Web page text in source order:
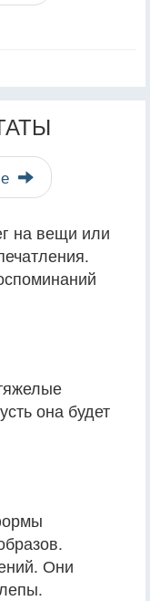
на вещи или
она будет
Они